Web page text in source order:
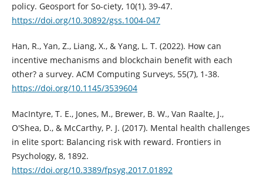
policy. Geosport for So-ciety, 10(1), 39-47.
https://doi.org/10.30892/gss.1004-047
Han, R., Yan, Z., Liang, X., & Yang, L. T. (2022). How can
incentive mechanisms and blockchain benefit with each
other? a survey. ACM Computing Surveys, 55(7), 1-38.
https://doi.org/10.1145/3539604
MacIntyre, T. E., Jones, M., Brewer, B. W., Van Raalte, J.,
O'Shea, D., & McCarthy, P. J. (2017). Mental health challenges
in elite sport: Balancing risk with reward. Frontiers in
Psychology, 8, 1892.
https://doi.org/10.3389/fpsyg.2017.01892